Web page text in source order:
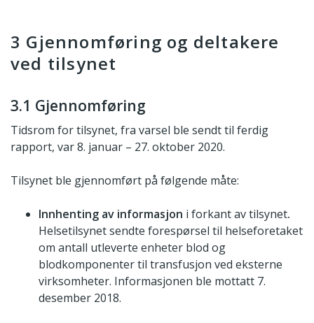
3 Gjennomføring og deltakere
ved tilsynet
3.1 Gjennomføring
Tidsrom for tilsynet, fra varsel ble sendt til ferdig
rapport, var 8. januar – 27. oktober 2020.
Tilsynet ble gjennomført på følgende måte:
Innhenting av informasjon i forkant av tilsynet.
Helsetilsynet sendte forespørsel til helseforetaket
om antall utleverte enheter blod og
blodkomponenter til transfusjon ved eksterne
virksomheter. Informasjonen ble mottatt 7.
desember 2018.